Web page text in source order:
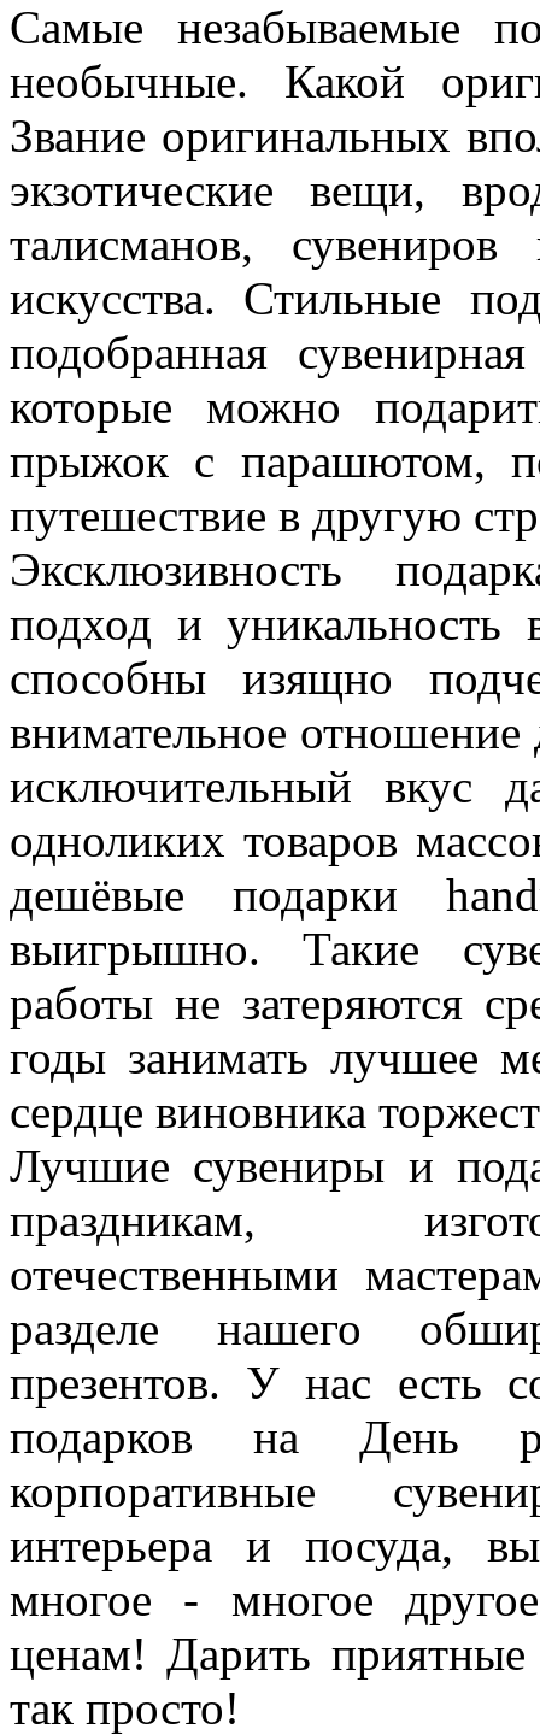
Самые незабываемые
необычные. Какой
Звание оригинальных
экзотические вещи,
талисманов,
искусства. Стильные
подобранная
которые можно
прыжок с парашютом,
путешествие в другую
Эксклюзивность
подход и
способны изящно
внимательное отношение
исключительный вкус
одноликих товаров
дешёвые подарки
выигрышно. Такие
работы не затеряются
годы занимать лучшее
сердце виновника
Лучшие сувениры и
праздникам,
отечественными
разделе нашего
презентов. У нас есть
подарков на День
корпоративные
интерьера и посуда,
многое - многое
ценам! Дарить
так просто!